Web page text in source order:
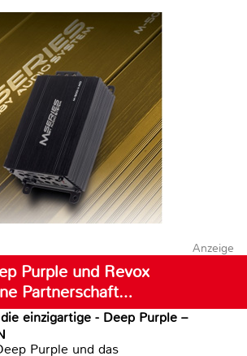
Anzeige
Purple und Revox
Partnerschaft…
einzigartige - Deep Purple –
Purple und das